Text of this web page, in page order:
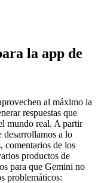
la app de
al máximo la
respuestas que
mundo real. A partir
desarrollamos a lo
comentarios de los
productos de
para que Gemini no
problemáticos: